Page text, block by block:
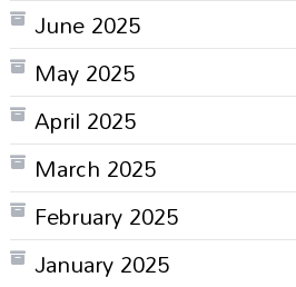
June 2025
May 2025
April 2025
March 2025
February 2025
January 2025